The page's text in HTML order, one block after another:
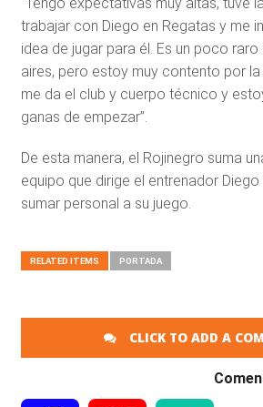
“Tengo expectativas muy altas, tuve
trabajar con Diego en Regatas y me
idea de jugar para él. Es un poco
aires, pero estoy muy contento por
me da el club y cuerpo técnico y
ganas de empezar”.
De esta manera, el Rojinegro suma
equipo que dirige el entrenador
sumar personal a su juego.
RELATED ITEMS PORTADA
CLICK TO ADD A